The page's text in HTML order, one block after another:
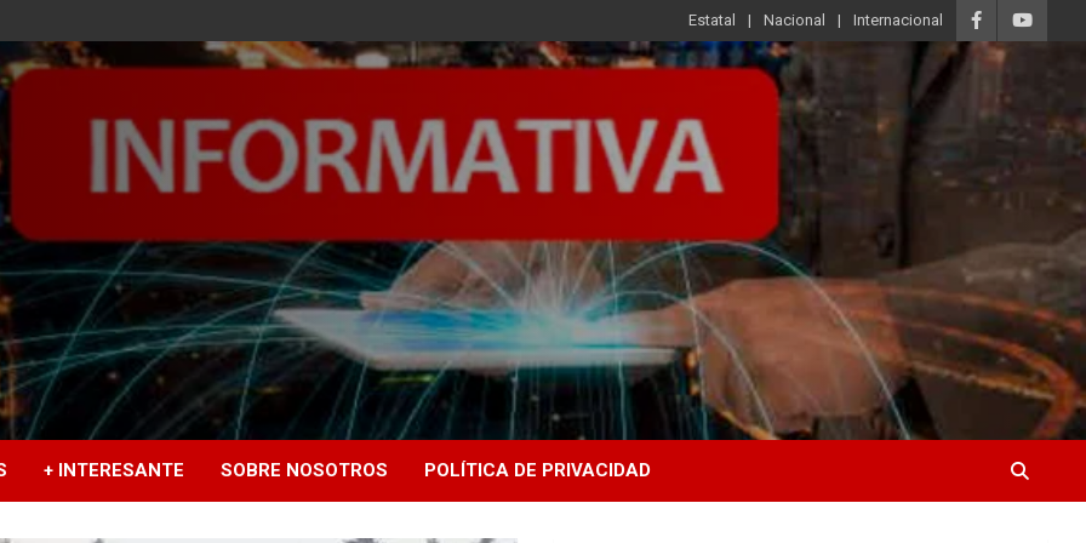
Estatal Nacional Internacional
+ INTERESANTE SOBRE NOSOTROS POLÍTICA DE PRIVACIDAD